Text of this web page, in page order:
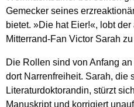
Gemecker seines
bietet. »Die hat Eier!«, lobt
Mitterrand-Fan Victor Sarah
Die Rollen sind von Anfang
dort Narrenfreiheit. Sarah, die
Literaturdoktorandin, stürzt
Manuskript und korrigiert